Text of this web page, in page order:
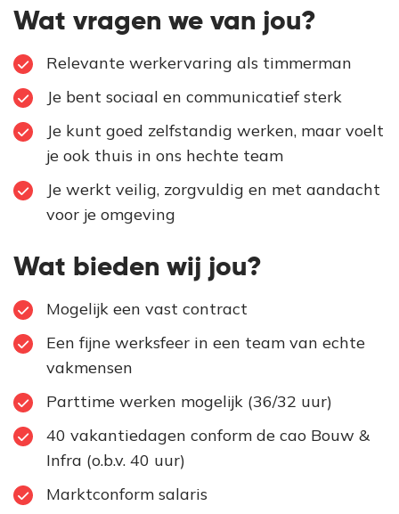
Wat vragen we van jou?
Relevante werkervaring als timmerman
Je bent sociaal en communicatief sterk
Je kunt goed zelfstandig werken, maar voelt
je ook thuis in ons hechte team
Je werkt veilig, zorgvuldig en met aandacht
voor je omgeving
Wat bieden wij jou?
Mogelijk een vast contract
Een fijne werksfeer in een team van echte
vakmensen
Parttime werken mogelijk (36/32 uur)
40 vakantiedagen conform de cao Bouw &
Infra (o.b.v. 40 uur)
Marktconform salaris